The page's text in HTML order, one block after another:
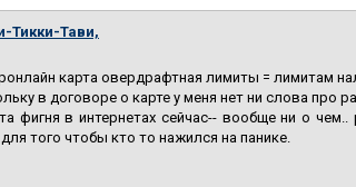
Тикки-Тави,
карта овердрафтная лимиты = лимитам
в договоре о карте у меня нет ни слова про
фигня в интернетах сейчас-- вообще ни о
того чтобы кто то нажился на панике.